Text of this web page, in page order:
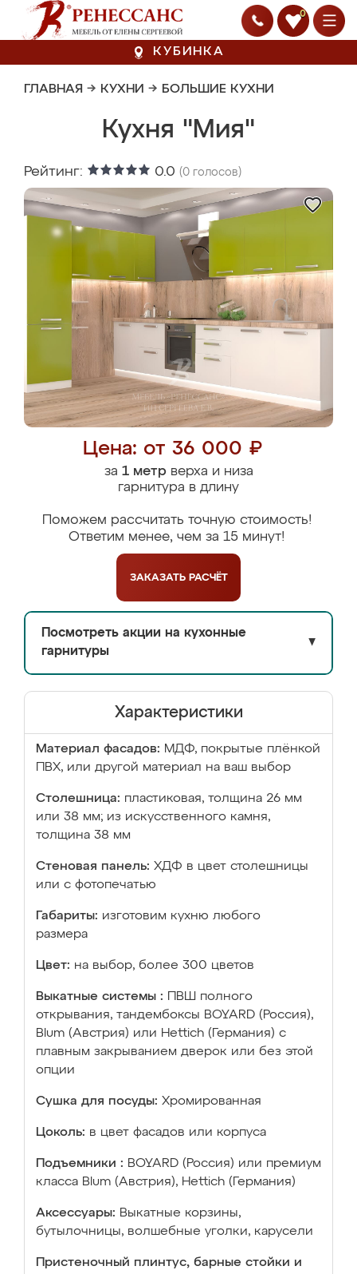
0
КУБИНКА
ГЛАВНАЯ → КУХНИ → БОЛЬШИЕ КУХНИ
Кухня "Мия"
Рейтинг: 0.0 (0 голосов)
Цена: от 36 000 ₽
за 1 метрверха и низа
гарнитура в длину
Поможем рассчитать точную стоимость!
Ответим менее, чем за 15 минут!
ЗАКАЗАТЬ РАСЧЁТ
Посмотреть акции на кухонные
гарнитуры
▼
Характеристики
Материал фасадов: МДФ, покрытые плёнкой
ПВХ, или другой материал на ваш выбор
Столешница: пластиковая, толщина 26 мм
или 38 мм; из искусственного камня,
толщина 38 мм
Стеновая панель: ХДФ в цвет столешницы
или с фотопечатью
Габариты: изготовим кухню любого
размера
Цвет: на выбор, более 300 цветов
Выкатные системы :
ПВШ полного
открывания, тандембоксы BOYARD (Россия),
Blum (Австрия) или Hettich (Германия) с
плавным закрыванием дверок или без этой
опции
Сушка для посуды: Хромированная
Цоколь: в цвет фасадов или корпуса
Подъемники : BOYARD (Россия) или премиум
класса Blum (Австрия), Hettich (Германия)
Аксессуары: Выкатные корзины,
бутылочницы, волшебные уголки, карусели
Пристеночный плинтус, барные стойки и